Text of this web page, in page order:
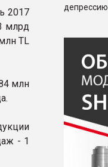
2017
млрд
TL
млн
- 1
депрессию